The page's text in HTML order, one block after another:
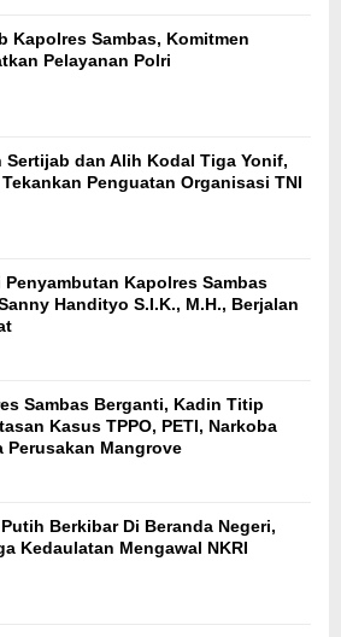
Kapolres Sambas, Komitmen
Pelayanan Polri
Sertijab dan Alih Kodal Tiga Yonif,
Penguatan Organisasi TNI
Penyambutan Kapolres Sambas
Handityo S.I.K., M.H., Berjalan
Sambas Berganti, Kadin Titip
Kasus TPPO, PETI, Narkoba
Perusakan Mangrove
Berkibar Di Beranda Negeri,
Kedaulatan Mengawal NKRI